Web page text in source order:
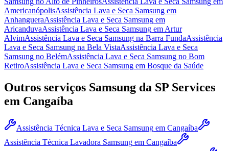
AmericanópolisAssistência Lava e Seca Samsung em
AnhangueraAssistência Lava e Seca Samsung em
AricanduvaAssistência Lava e Seca Samsung em Artur
AlvimAssistência Lava e Seca Samsung na Barra FundaAssistência
Lava e Seca Samsung na Bela VistaAssistência Lava e Seca
Samsung no BelémAssistência Lava e Seca Samsung no Bom
RetiroAssistência Lava e Seca Samsung em Bosque da Saúde
Outros serviços Samsung da SP Services
em Cangaíba
Assistência Técnica Lava e Seca Samsung em Cangaíba
Assistência Técnica Lavadora Samsung em Cangaíba